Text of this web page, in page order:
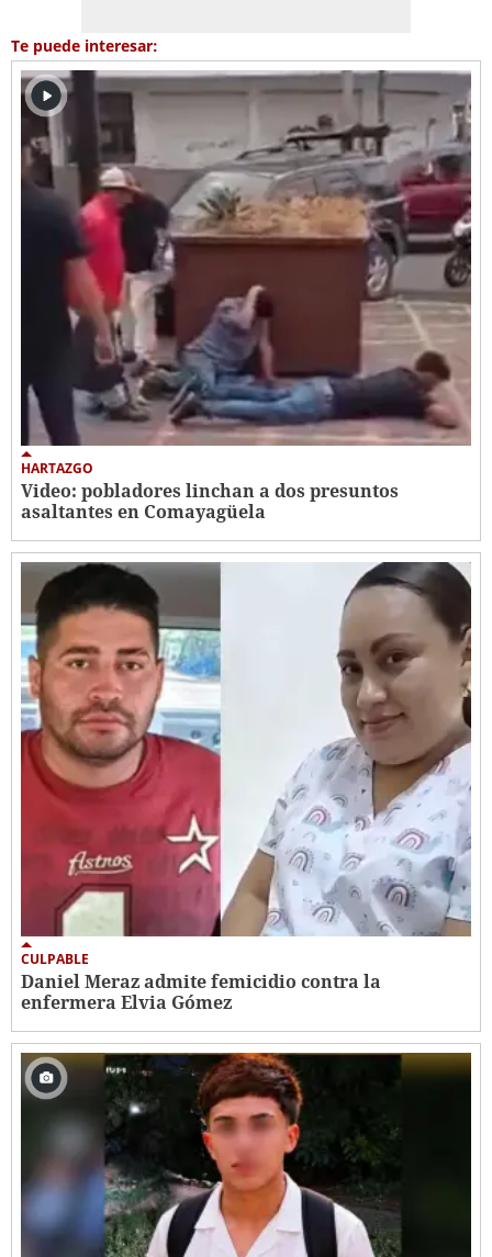
Te puede interesar:
HARTAZGO
Video: pobladores linchan a dos presuntos
asaltantes en Comayagüela
CULPABLE
Daniel Meraz admite femicidio contra la
enfermera Elvia Gómez